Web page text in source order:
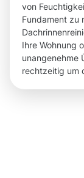
von
Fundament zu
Ihre Wohnung
unangenehme
rechtzeitig um